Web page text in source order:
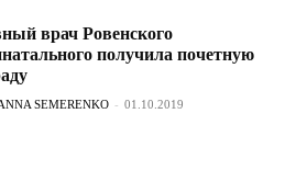
врач Ровенского
получила почетную
SEMERENKO - 01.10.2019